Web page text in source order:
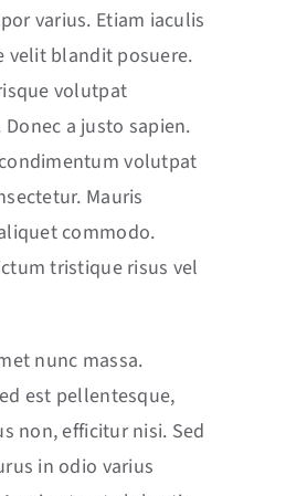
varius. Etiam iaculis
velit blandit posuere.
volutpat
a justo sapien.
volutpat
Mauris
commodo.
tristique risus vel
nunc massa.
est pellentesque,
non, efficitur nisi. Sed
in odio varius